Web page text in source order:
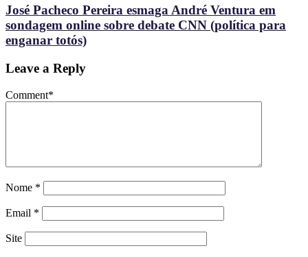
José Pacheco Pereira esmaga André Ventura em
sondagem online sobre debate CNN (política para
enganar totós)
Leave a Reply
Comment*
Nome *
Email *
Site